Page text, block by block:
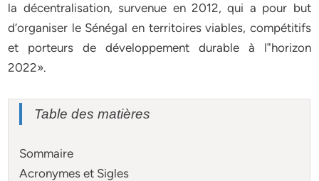
la décentralisation, survenue en 2012, qui a pour but
d’organiser le Sénégal en territoires viables, compétitifs
et porteurs de développement durable à l‟horizon
2022».
Table des matières
Sommaire
Acronymes et Sigles